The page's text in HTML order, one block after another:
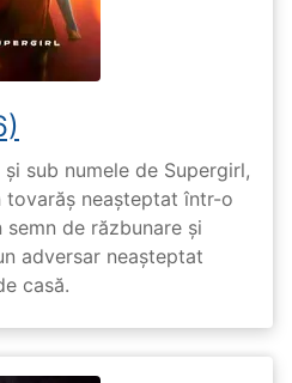
sub numele de Supergirl,
neașteptat într-o
de răzbunare și
adversar neașteptat
casă.